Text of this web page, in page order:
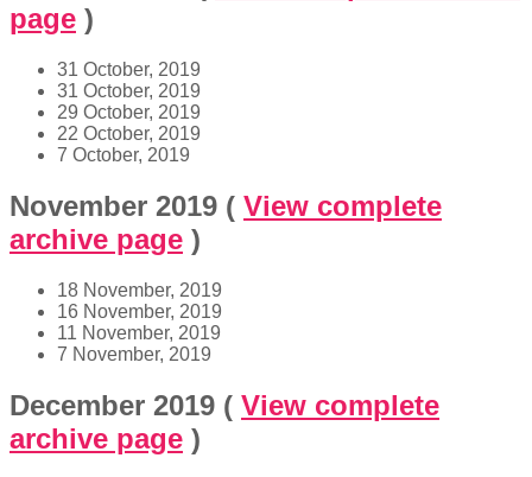
page )
31 October, 2019
31 October, 2019
29 October, 2019
22 October, 2019
7 October, 2019
November 2019 ( View complete
archive page )
18 November, 2019
16 November, 2019
11 November, 2019
7 November, 2019
December 2019 ( View complete
archive page )